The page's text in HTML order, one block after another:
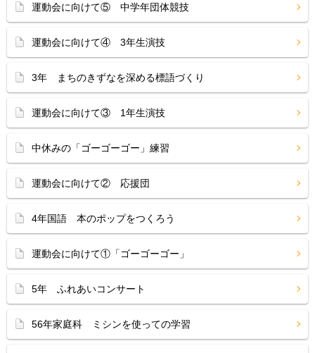
運動会に向けて⑤ 中学年団体競技
運動会に向けて④ 3年生演技
3年 まちのきずなを深める標語づくり
運動会に向けて③ 1年生演技
中休みの「ゴーゴーゴー」練習
運動会に向けて② 応援団
4年国語 本のポップをつくろう
運動会に向けて①「ゴーゴーゴー」
5年 ふれあいコンサート
56年家庭科 ミシンを使っての学習